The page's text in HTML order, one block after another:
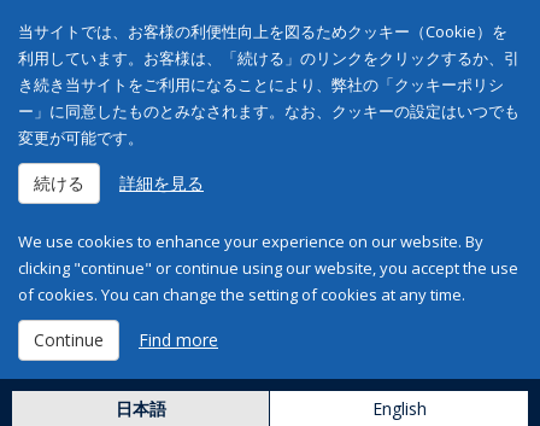
当サイトでは、お客様の利便性向上を図るためクッキー（Cookie）を
利用しています。お客様は、「続ける」のリンクをクリックするか、引
き続き当サイトをご利用になることにより、弊社の「クッキーポリシ
ー」に同意したものとみなされます。なお、クッキーの設定はいつでも
変更が可能です。
続ける 詳細を見る
We use cookies to enhance your experience on our website. By
clicking "continue" or continue using our website, you accept the use
of cookies. You can change the setting of cookies at any time.
Continue Find more
日本語 English